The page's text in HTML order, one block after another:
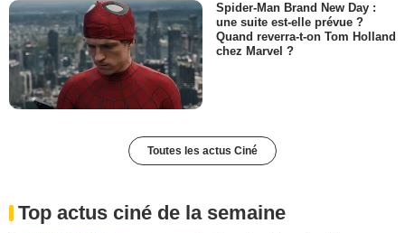
Spider-Man Brand New Day :
une suite est-elle prévue ?
Quand reverra-t-on Tom Holland
chez Marvel ?
Toutes les actus Ciné
Top actus ciné de la semaine